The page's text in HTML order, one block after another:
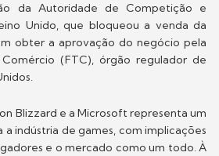
da Autoridade de Competição e
Unido, que bloqueou a venda da
obter a aprovação do negócio pela
(FTC), órgão regulador de
Blizzard e a Microsoft representa um
indústria de games, com implicações
e o mercado como um todo. À